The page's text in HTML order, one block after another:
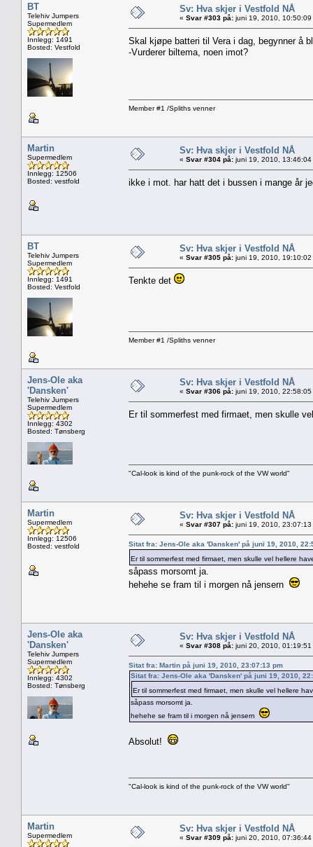
BT
Telehiv Jumpers
Supermedlem
Innlegg: 1491
Bosted: Vestfold
Sv: Hva skjer i Vestfold NÅ
« Svar #303 på: juni 19, 2010, 10:50:09
Skal kjøpe batteri til Vera i dag, begynner å
-Vurderer biltema, noen imot?
Member #1 /Spliths venner
Martin
Supermedlem
Innlegg: 12506
Bosted: vestfold
Sv: Hva skjer i Vestfold NÅ
« Svar #304 på: juni 19, 2010, 13:46:04
ikke i mot. har hatt det i bussen i mange år
BT
Telehiv Jumpers
Supermedlem
Innlegg: 1491
Bosted: Vestfold
Sv: Hva skjer i Vestfold NÅ
« Svar #305 på: juni 19, 2010, 19:10:02
Tenkte det
Member #1 /Spliths venner
Jens-Ole aka
'Dansken'
Telehiv Jumpers
Supermedlem
Innlegg: 4302
Bosted: Tønsberg
Sv: Hva skjer i Vestfold NÅ
« Svar #306 på: juni 19, 2010, 22:58:05
Er til sommerfest med firmaet, men skulle
"Cal-look is kind of the punk-rock of the VW world"
Martin
Supermedlem
Innlegg: 12506
Bosted: vestfold
Sv: Hva skjer i Vestfold NÅ
« Svar #307 på: juni 19, 2010, 23:07:13
Sitat fra: Jens-Ole aka 'Dansken' på juni 19, 2010,
Er til sommerfest med firmaet, men skulle vel hellere
såpass morsomt ja.
hehehe se fram til i morgen nå jensern
Jens-Ole aka
'Dansken'
Telehiv Jumpers
Supermedlem
Innlegg: 4302
Bosted: Tønsberg
Sv: Hva skjer i Vestfold NÅ
« Svar #308 på: juni 20, 2010, 01:19:51
Sitat fra: Martin på juni 19, 2010, 23:07:13 pm
Sitat fra: Jens-Ole aka 'Dansken' på juni 19, 2010,
Er til sommerfest med firmaet, men skulle vel hellere
såpass morsomt ja.
hehehe se fram til i morgen nå jensern
Absolut!
"Cal-look is kind of the punk-rock of the VW world"
Martin
Supermedlem
Sv: Hva skjer i Vestfold NÅ
« Svar #309 på: juni 20, 2010, 07:36:44